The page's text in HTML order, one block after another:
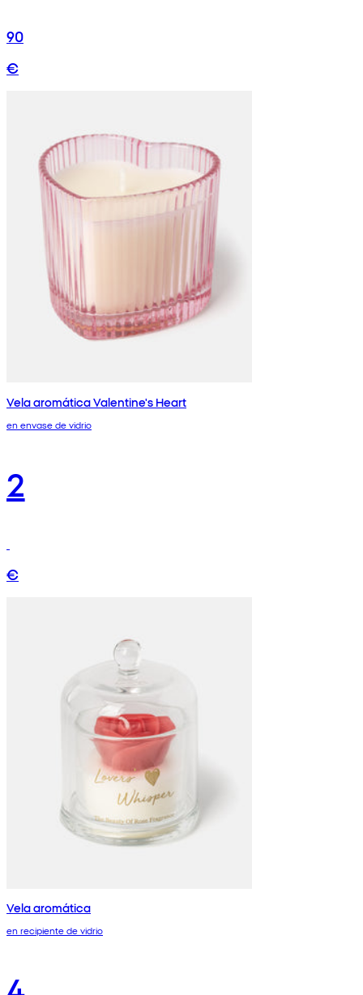
90
€
Vela aromática Valentine's Heart
en envase de vidrio
2
€
Vela aromática
en recipiente de vidrio